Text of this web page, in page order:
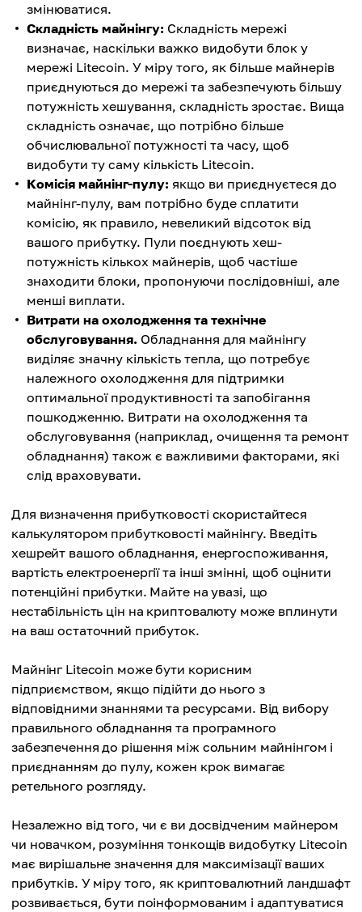
змінюватися.
Складність майнінгу: Складність мережі
визначає, наскільки важко видобути блок у
мережі Litecoin. У міру того, як більше майнерів
приєднуються до мережі та забезпечують більшу
потужність хешування, складність зростає. Вища
складність означає, що потрібно більше
обчислювальної потужності та часу, щоб
видобути ту саму кількість Litecoin.
Комісія майнінг-пулу: якщо ви приєднуєтеся до
майнінг-пулу, вам потрібно буде сплатити
комісію, як правило, невеликий відсоток від
вашого прибутку. Пули поєднують хеш-
потужність кількох майнерів, щоб частіше
знаходити блоки, пропонуючи послідовніші, але
менші виплати.
Витрати на охолодження та технічне
обслуговування. Обладнання для майнінгу
виділяє значну кількість тепла, що потребує
належного охолодження для підтримки
оптимальної продуктивності та запобігання
пошкодженню. Витрати на охолодження та
обслуговування (наприклад, очищення та ремонт
обладнання) також є важливими факторами, які
слід враховувати.
Для визначення прибутковості скористайтеся
калькулятором прибутковості майнінгу. Введіть
хешрейт вашого обладнання, енергоспоживання,
вартість електроенергії та інші змінні, щоб оцінити
потенційні прибутки. Майте на увазі, що
нестабільність цін на криптовалюту може вплинути
на ваш остаточний прибуток.
Майнінг Litecoin може бути корисним
підприємством, якщо підійти до нього з
відповідними знаннями та ресурсами. Від вибору
правильного обладнання та програмного
забезпечення до рішення між сольним майнінгом і
приєднанням до пулу, кожен крок вимагає
ретельного розгляду.
Незалежно від того, чи є ви досвідченим майнером
чи новачком, розуміння тонкощів видобутку Litecoin
має вирішальне значення для максимізації ваших
прибутків. У міру того, як криптовалютний ландшафт
розвивається, бути поінформованим і адаптуватися